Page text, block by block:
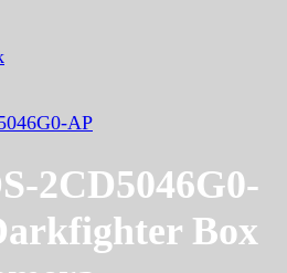
2CD5046G0-
Box